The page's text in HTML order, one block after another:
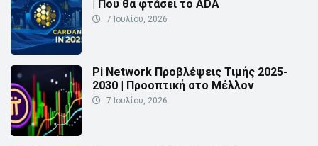
| Που θα φτάσει το ADA
7 Ιουλίου, 2026
Pi Network Προβλέψεις Τιμής 2025-
2030 | Προοπτική στο Μέλλον
7 Ιουλίου, 2026